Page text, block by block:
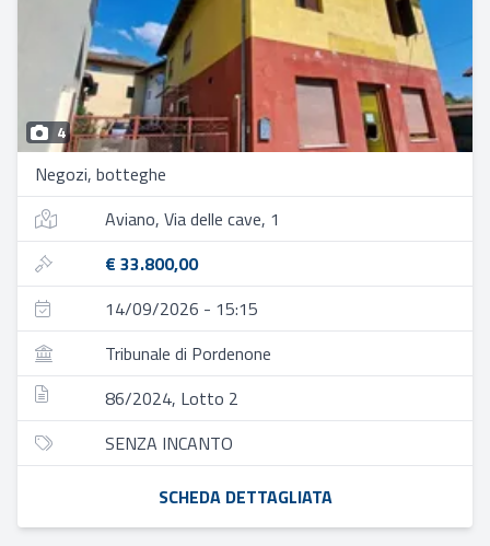
4
Negozi, botteghe
Aviano, Via delle cave, 1
€ 33.800,00
14/09/2026 - 15:15
Tribunale di Pordenone
86/2024, Lotto 2
SENZA INCANTO
SCHEDA DETTAGLIATA